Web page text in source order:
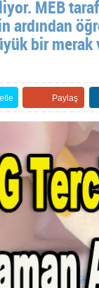
MEB
ardından
bir
Paylaş